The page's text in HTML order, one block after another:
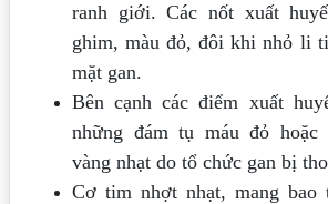
ranh giới. Các nốt xuất
ghim, màu đỏ, đôi khi nhỏ li
mặt gan.
Bên cạnh các điểm xuất
những đám tụ máu đỏ hoặc
vàng nhạt do tổ chức gan bị
Cơ tim nhợt nhạt, mang